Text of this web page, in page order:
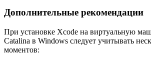
Дополнительные рекомендации
При установке Xcode на виртуальную
Catalina в Windows следует учитывать
моментов: